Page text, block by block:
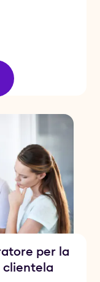
per la
clientela